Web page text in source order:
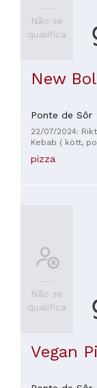
Não se
qualifica
New
Ponte de Sôr
22/07/2024:
Kebab ( kött,
mer kokt än
struktur. Pommes frites var till att börja med friterade för
pizza
Não se
qualifica
Vegan